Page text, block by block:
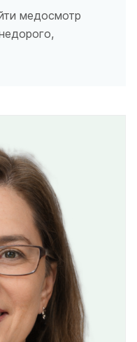
медосмотр